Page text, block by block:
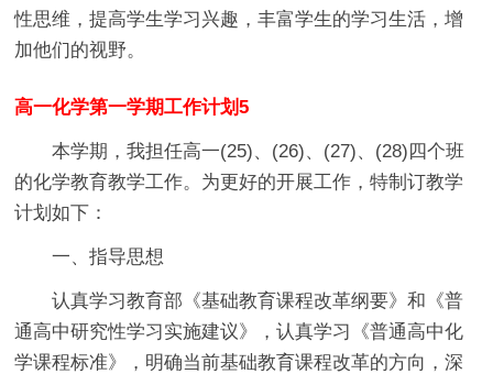
性思维，提高学生学习兴趣，丰富学生的学习生活，增
加他们的视野。
高一化学第一学期工作计划5
本学期，我担任高一(25)、(26)、(27)、(28)四个班
的化学教育教学工作。为更好的开展工作，特制订教学
计划如下：
一、指导思想
认真学习教育部《基础教育课程改革纲要》和《普
通高中研究性学习实施建议》，认真学习《普通高中化
学课程标准》，明确当前基础教育课程改革的方向，深